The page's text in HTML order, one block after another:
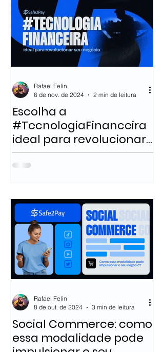
Escolha a
#TecnologiaFinanceira
ideal para revolucionar
seu negócio.
Rafael Felin
6 de nov. de 2024
2 min de leitura
Social Commerce: como
essa modalidade pode
Rafael Felin
8 de out. de 2024
3 min de leitura